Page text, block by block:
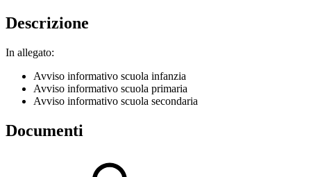
Descrizione
In allegato:
Avviso informativo scuola infanzia
Avviso informativo scuola primaria
Avviso informativo scuola secondaria
Documenti